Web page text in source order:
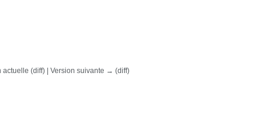
actuelle (diff) | Version suivante → (diff)